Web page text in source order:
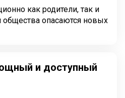
как родители, так и
общества опасаются новых
и доступный